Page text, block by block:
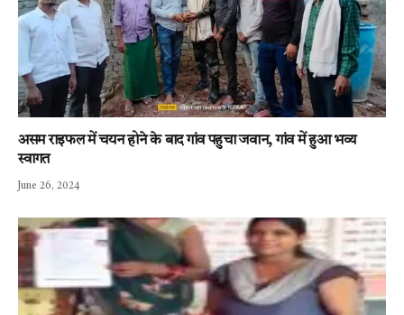
असम राइफल में चयन होने के बाद गांव पहुचा जवान, गांव में हुआ भव्य
स्वागत
June 26, 2024